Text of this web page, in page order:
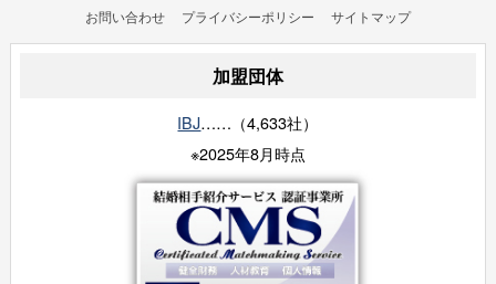
お問い合わせ プライバシーポリシー サイトマップ
加盟団体
IBJ……（4,633社）
※2025年8月時点